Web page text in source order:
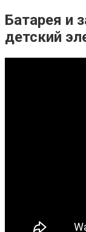
Батарея и
детский